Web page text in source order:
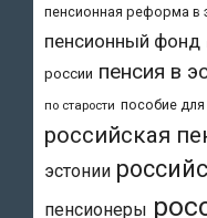
пенсионная реформа в
пенсионный фонд
россии пенсия в
по старости пособие
российская
эстонии
пенсионеры